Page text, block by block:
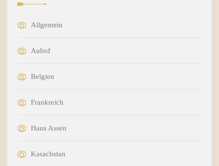
Allgemein
Auhof
Belgien
Frankreich
Haus Assen
Kasachstan